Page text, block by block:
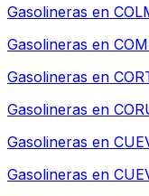
Gasolineras en
Gasolineras en
Gasolineras en
Gasolineras en
Gasolineras en
Gasolineras en